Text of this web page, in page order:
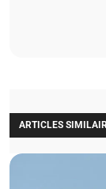
ARTICLES